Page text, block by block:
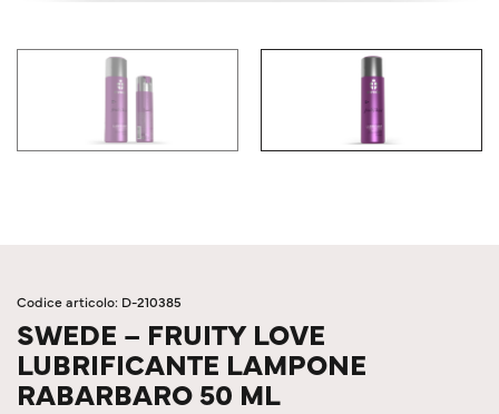
Codice articolo: D-210385
SWEDE – FRUITY LOVE
LUBRIFICANTE LAMPONE
RABARBARO 50 ML